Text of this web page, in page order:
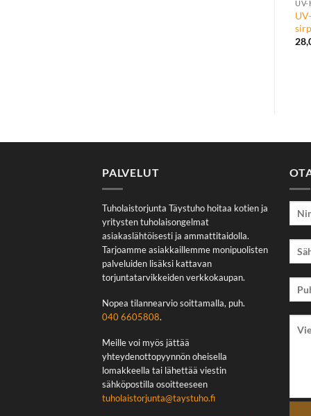
UV-
PALVELUT
Tuholaistorjunta Täystuho hoitaa kotien ja
yritysten tuholaisongelmat
asiakaslähtöisesti ja ammattitaidolla.
Tarjoamme asiakkaillemme monipuolisten
palveluiden lisäksi kattavan
torjuntatarvikkeiden verkkokaupan.
Nopea tilannearvio soittamalla, puh.
040 6605808.
Meille voi myös jättää
yhteydenottopyynnön oheisella
lomakkeella tai lähettää viestin
sähköpostilla osoitteeseen
tuholaistorjunta@taystuho.fi